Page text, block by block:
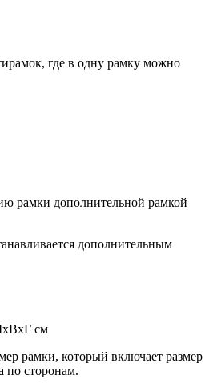
где в одну рамку можно
рамки дополнительной рамкой
дополнительным
см
рамки, который включает размер
по сторонам.